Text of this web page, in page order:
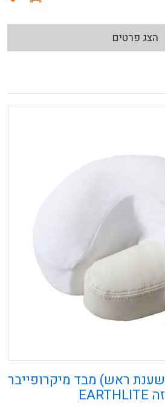
הצג פרטים
ראש) מבד מיקרופייבר